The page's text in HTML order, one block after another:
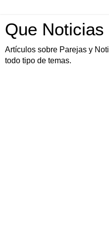
Que
Artículos sobre Parejas y
todo tipo de temas.